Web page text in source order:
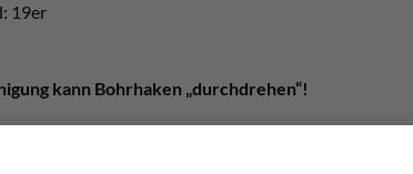
19er
kann Bohrhaken „durchdrehen“!
ganzen Alpenraum